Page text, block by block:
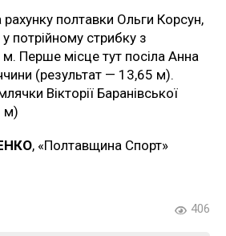
полтавки Ольги Корсун,
потрійному стрибку з
Перше місце тут посіла Анна
(результат — 13,65 м).
Вікторії Баранівської
м)
, «Полтавщина Спорт»
406